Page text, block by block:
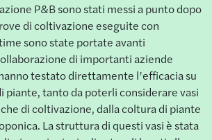
P&B sono stati messi a punto dopo
di coltivazione eseguite con
sono state portate avanti
di importanti aziende
testato direttamente l’efficacia su
piante, tanto da poterli considerare vasi
di coltivazione, dalla coltura di piante
La struttura di questi vasi è stata